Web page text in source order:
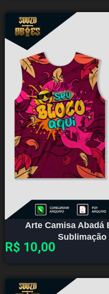
Arte Camisa Abadá
Sublimação
R$ 10,00